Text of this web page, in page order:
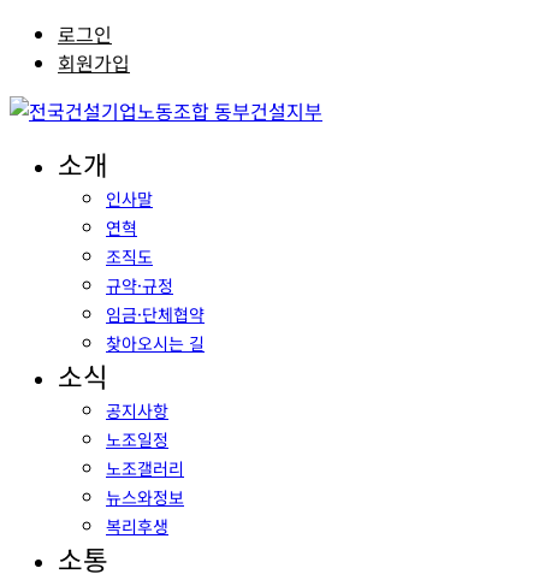
로그인
회원가입
소개
인사말
연혁
조직도
규약·규정
임금·단체협약
찾아오시는 길
소식
공지사항
노조일정
노조갤러리
뉴스와정보
복리후생
소통